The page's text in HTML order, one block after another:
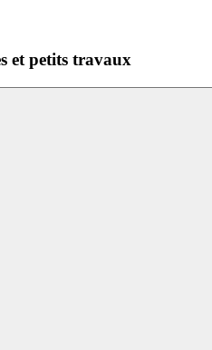
et petits travaux